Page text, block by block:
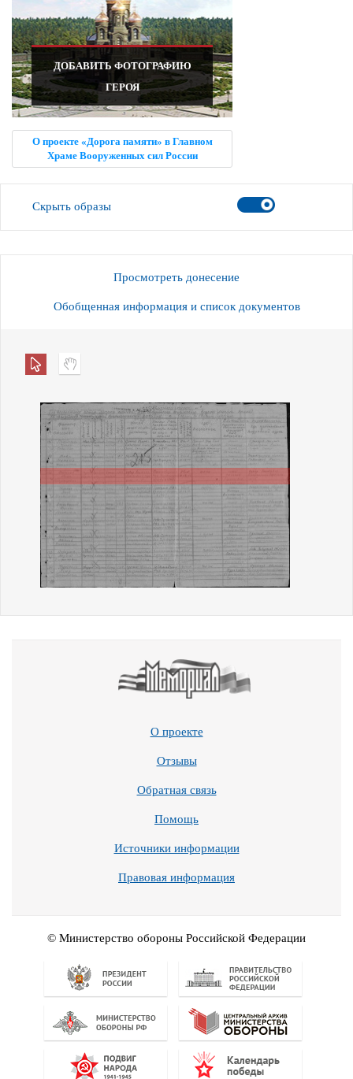
ДОБАВИТЬ ФОТОГРАФИЮ
ГЕРОЯ
О проекте «Дорога памяти» в Главном
Храме Вооруженных сил России
Скрыть образы
Просмотреть донесение
Обобщенная информация и список документов
О проекте
Отзывы
Обратная связь
Помощь
Источники информации
Правовая информация
© Министерство обороны Российской Федерации